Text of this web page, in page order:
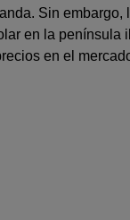
Sin embargo,
en la península
en el